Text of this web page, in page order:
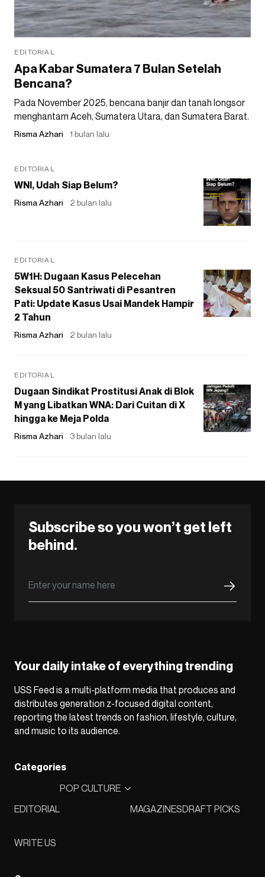
EDITORIAL
Apa Kabar Sumatera 7 Bulan Setelah
Bencana?
Pada November 2025, bencana banjir dan tanah longsor
menghantam Aceh, Sumatera Utara, dan Sumatera Barat.
Risma Azhari 1 bulan lalu
EDITORIAL
WNI, Udah Siap Belum?
Risma Azhari 2 bulan lalu
EDITORIAL
5W1H: Dugaan Kasus Pelecehan
Seksual 50 Santriwati di Pesantren
Pati: Update Kasus Usai Mandek Hampir
2 Tahun
Risma Azhari 2 bulan lalu
EDITORIAL
Dugaan Sindikat Prostitusi Anak di Blok
M yang Libatkan WNA: Dari Cuitan di X
hingga ke Meja Polda
Risma Azhari 3 bulan lalu
Subscribe so you won’t get left
behind.
Your daily intake of everything trending
USS Feed is a multi-platform media that produces and
distributes generation z-focused digital content,
reporting the latest trends on fashion, lifestyle, culture,
and music to its audience.
Categories
EDITORIAL
POP CULTURE
MAGAZINESDRAFT PICKS
WRITE US